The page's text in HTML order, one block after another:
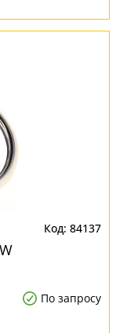
84137
По запросу